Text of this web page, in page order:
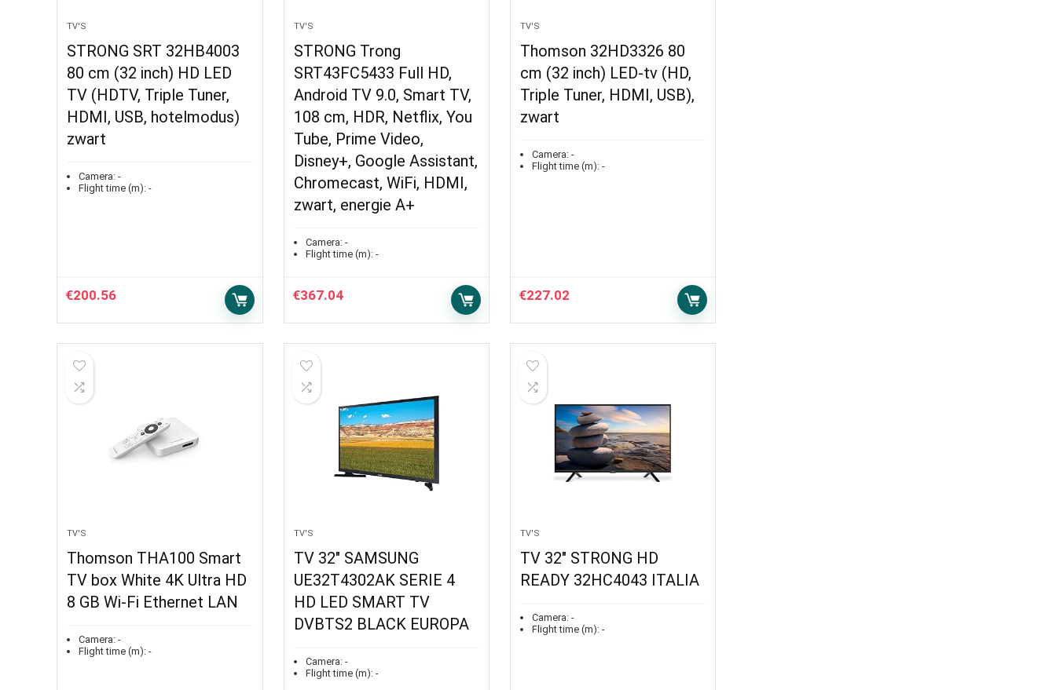
TV'S
STRONG SRT 32HB4003
80 cm (32 inch) HD LED
TV (HDTV, Triple Tuner,
HDMI, USB, hotelmodus)
zwart
Camera: -
Flight time (m): -
€200.56
TV'S
STRONG Trong
SRT43FC5433 Full HD,
Android TV 9.0, Smart TV,
108 cm, HDR, Netflix, You
Tube, Prime Video,
Disney+, Google Assistant,
Chromecast, WiFi, HDMI,
zwart, energie A+
Camera:-
Flight time (m):-
€367.04
TV'S
Thomson 32HD3326 80
cm (32 inch) LED-tv (HD,
Triple Tuner, HDMI, USB),
zwart
Camera: -
Flight time (m): -
€227.02
TV'S
Thomson THA100 Smart
TV box White 4K Ultra HD
8 GB Wi-Fi Ethernet LAN
Camera: -
Flight time (m): -
TV'S
TV 32″ SAMSUNG
UE32T4302AK SERIE 4
HD LED SMART TV
DVBTS2 BLACK EUROPA
Camera:-
Flight time (m):-
TV'S
TV 32″ STRONG HD
READY 32HC4043 ITALIA
Camera: -
Flight time (m): -